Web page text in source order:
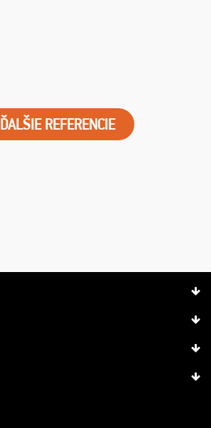
ĎALŠIE REFERENCIE